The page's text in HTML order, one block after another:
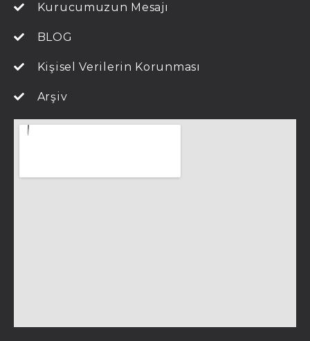
Kurucumuzun Mesajı
BLOG
Kişisel Verilerin Korunması
Arşiv